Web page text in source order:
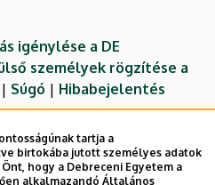
igénylése a DE
személyek rögzítése a
| Súgó | Hibabejelentés
tartja a
birtokába jutott személyes adatok
hogy a Debreceni Egyetem a
alkalmazandó Általános